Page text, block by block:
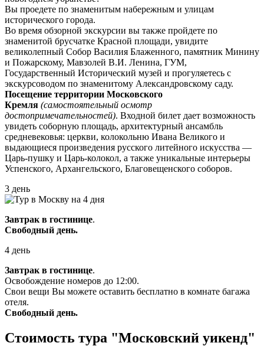
Вы проедете по знаменитым набережным и улицам
исторического города.
Во время обзорной экскурсии вы также пройдете по
знаменитой брусчатке Красной площади, увидите
великолепный Собор Василия Блаженного, памятник Минину
и Пожарскому, Мавзолей В.И. Ленина, ГУМ,
Государственный Исторический музей и прогуляетесь с
экскурсоводом по знаменитому Александровскому саду.
Посещение территории Московского
Кремля (самостоятельный осмотр
достопримечательностей). Входной билет дает возможность
увидеть соборную площадь, архитектурный ансамбль
средневековья: церкви, колокольню Ивана Великого и
выдающиеся произведения русского литейного искусства —
Царь-пушку и Царь-колокол, а также уникальные интерьеры
Успенского, Архангельского, Благовещенского соборов.
3 день
Завтрак в гостинице.
Свободный день.
4 день
Завтрак в гостинице.
Освобождение номеров до 12:00.
Свои вещи Вы можете оставить бесплатно в комнате багажа
отеля.
Свободный день.
Стоимость тура "Московский уикенд"